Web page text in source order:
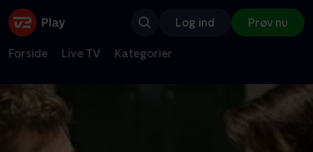
Log ind Prøv nu
Forside Live TV Kategorier